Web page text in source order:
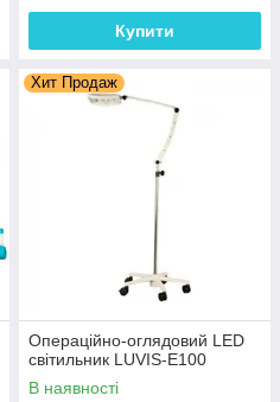
Купити
Хит Продаж
Операційно-оглядовий LED
світильник LUVIS-E100
В наявності